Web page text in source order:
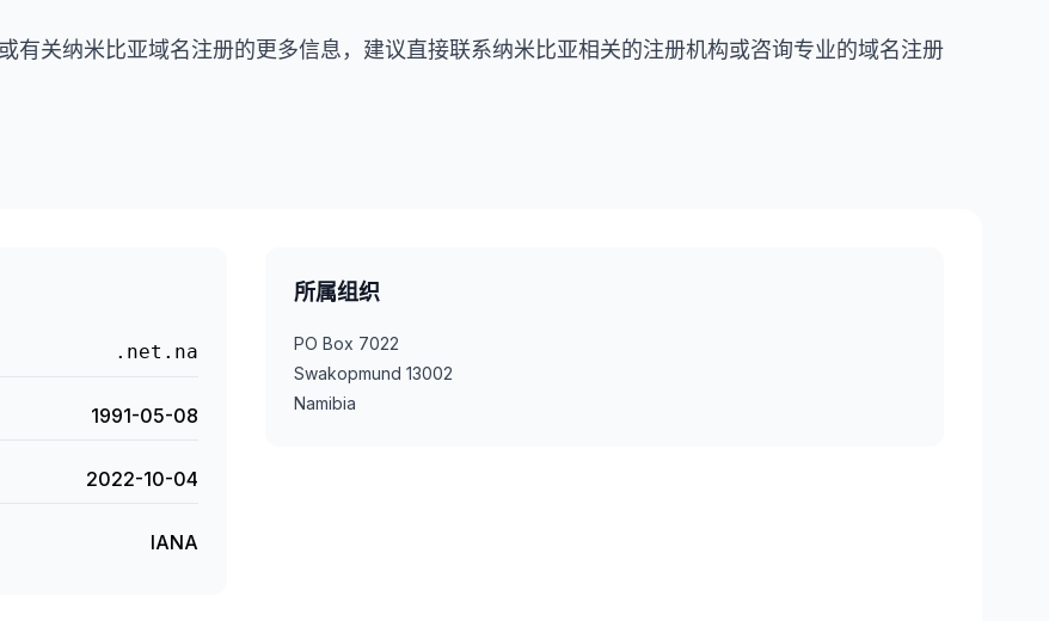
有关纳米比亚域名注册的更多信息，建议直接联系纳米比亚相关的注册机构或咨询专业的域名注册
.net.na
1991-05-08
2022-10-04
IANA
所属组织
PO Box 7022
Swakopmund 13002
Namibia